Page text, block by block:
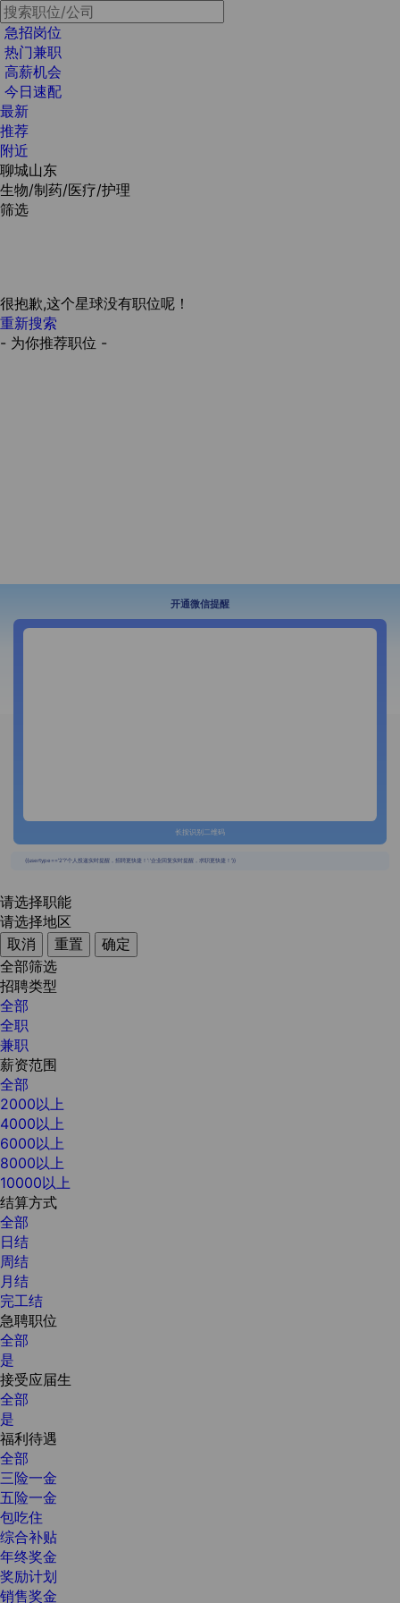
急招岗位
热门兼职
高薪机会
今日速配
最新
推荐
附近
聊城山东
生物/制药/医疗/护理
筛选
很抱歉,这个星球没有职位呢！
重新搜索
- 为你推荐职位 -
开通微信提醒
长按识别二维码
{{usertype=='2'?'个人投递实时提醒，招聘更快捷！':'企业回复实时提醒，求职更快捷！'}}
请选择职能
请选择地区
取消
重置
确定
全部筛选
招聘类型
全部
全职
兼职
薪资范围
全部
2000以上
4000以上
6000以上
8000以上
10000以上
结算方式
全部
日结
周结
月结
完工结
急聘职位
全部
是
接受应届生
全部
是
福利待遇
全部
三险一金
五险一金
包吃住
综合补贴
年终奖金
奖励计划
销售奖金